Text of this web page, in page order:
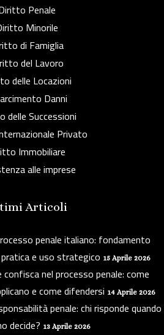
Penale
Minorile
di Famiglia
del Lavoro
delle Locazioni
Danni
delle Successioni
Privato
Immobiliare
alle imprese
Articoli
penale italiano: fondamento
e uso strategico 15 Aprile 2026
nel processo penale: come
e come difendersi 14 Aprile 2026
penale: chi risponde quando
decide? 13 Aprile 2026